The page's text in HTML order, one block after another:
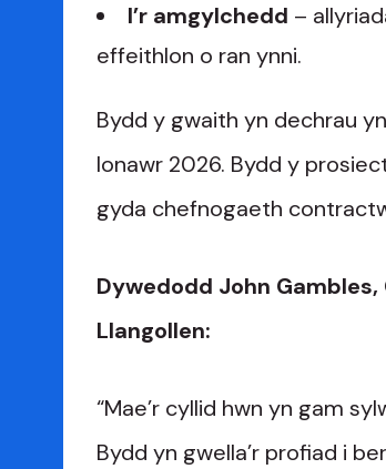
I’r amgylchedd –
effeithlon o ran ynni.
Bydd y gwaith yn dechrau
Ionawr 2026. Bydd y
gyda chefnogaeth
Dywedodd John
Llangollen:
“Mae’r cyllid hwn yn gam
Bydd yn gwella’r profiad i